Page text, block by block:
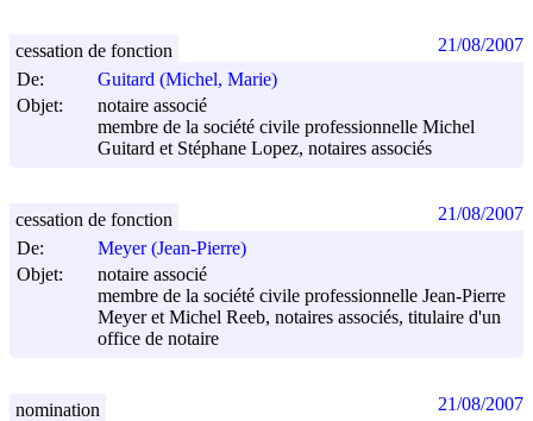
De:
Guitard (Michel, Marie)
Objet:
notaire associé
membre de la société civile professionnelle Michel
Guitard et Stéphane Lopez, notaires associés
cessation de fonction 21/08/2007
De:
Meyer (Jean-Pierre)
Objet:
notaire associé
membre de la société civile professionnelle Jean-Pierre
Meyer et Michel Reeb, notaires associés, titulaire d'un
office de notaire
cessation de fonction 21/08/2007
nomination 21/08/2007